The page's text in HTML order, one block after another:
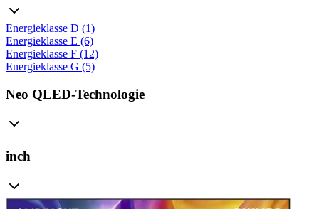
Energieklasse D (1)
Energieklasse E (6)
Energieklasse F (12)
Energieklasse G (5)
Neo QLED-Technologie
inch